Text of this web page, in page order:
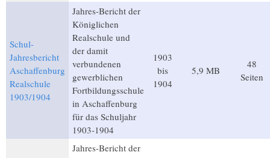
Schul-
Jahresbericht
Aschaffenburg
Realschule
1903/1904
Jahres-Bericht der
Königlichen
Realschule und
der damit
verbundenen
gewerblichen
Fortbildungsschule
in Aschaffenburg
für das Schuljahr
1903-1904
1903
bis
1904
5,9 MB
48
Seiten
Jahres-Bericht der